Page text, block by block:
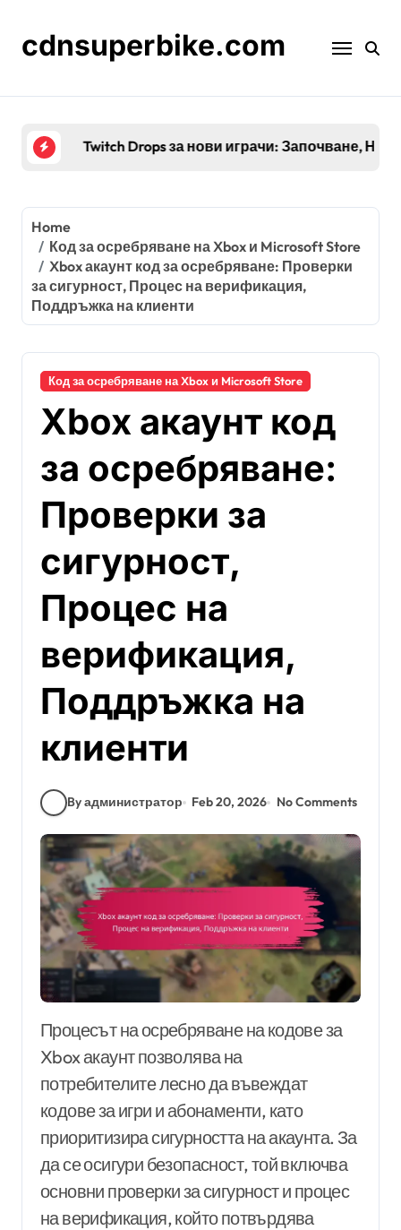
contentcdnsuperbike.com
Twitch Drops за нови играчи: Започване,
Home
Код за осребряване на Xbox и Microsoft Store
Xbox акаунт код за осребряване: Проверки
за сигурност, Процес на верификация,
Поддръжка на клиенти
Код за осребряване на Xbox и Microsoft Store
Xbox акаунт код
за осребряване:
Проверки за
сигурност,
Процес на
верификация,
Поддръжка на
клиенти
By администратор Feb 20, 2026 No Comments
Процесът на осребряване на кодове за
Xbox акаунт позволява на
потребителите лесно да въвеждат
кодове за игри и абонаменти, като
приоритизира сигурността на акаунта. За
да се осигури безопасност, той включва
основни проверки за сигурност и процес
на верификация, който потвърдява